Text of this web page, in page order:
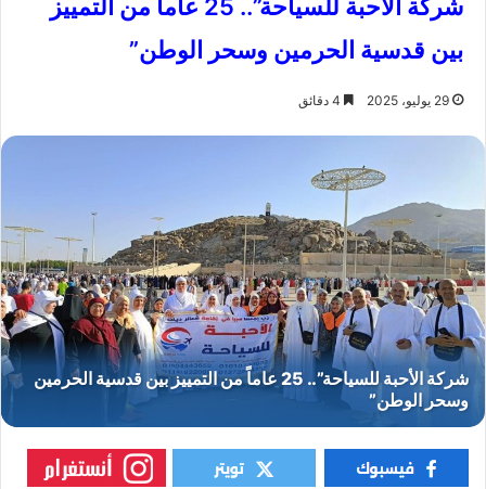
شركة الأحبة للسياحة”.. 25 عاماً من التمييز
بين قدسية الحرمين وسحر الوطن”
29 يوليو، 2025